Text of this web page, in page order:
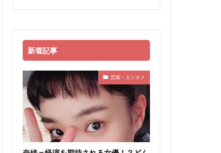
新着記事
芸能・エンタメ